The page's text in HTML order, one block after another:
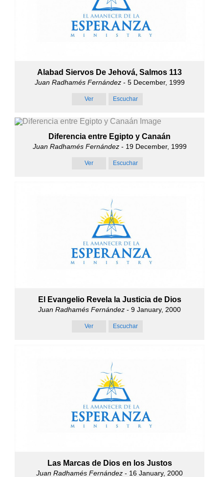
Alabad Siervos De Jehová, Salmos 113
Juan Radhamés Fernández- 5 December, 1999
Ver Escuchar
Diferencia entre Egipto y Canaán
Juan Radhamés Fernández- 19 December, 1999
Ver Escuchar
El Evangelio Revela la Justicia de Dios
Juan Radhamés Fernández - 9 January, 2000
Ver Escuchar
Las Marcas de Dios en los Justos
Juan Radhamés Fernández - 16 January, 2000